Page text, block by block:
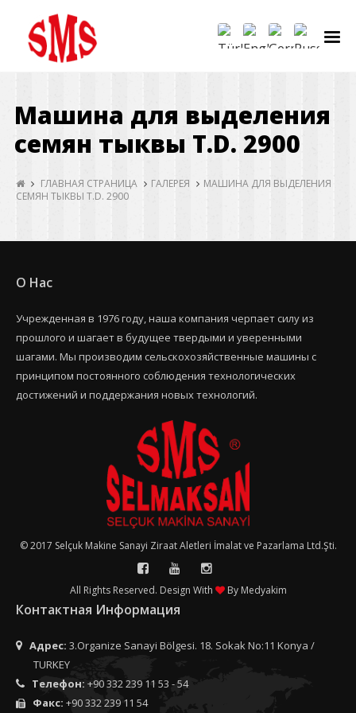
Машина для выделения
семян тыквы T.D. 2900
ГЛАВНАЯ СТРАНИЦА ГАЛЕРЕЯ
МАШИНА ДЛЯ ВЫДЕЛЕНИЯ
СЕМЯН ТЫКВЫ T.D. 2900
О Нас
Учрежденная в 1976 году, наша компания черпает силу из
прошлого и шагает в будущее твердыми и уверенными
шагами. Мы производим сельскохозяйственные машины с
принципом постоянного соблюдения технологических
достижений и поддержания новых технологий.
© 2017 Selçuk Makine Sanayi Ziraat Aletleri İmalat ve Pazarlama Ltd.Şti.
All Rights Reserved. Design With By Medyakim
Контактная Информация
Адрес: 3.Organize Sanayi Bölgesi. 18. Sokak No:11 Konya /
TURKEY
Телефон: +90 332 239 11 53 - 54
Факс: +90 332 239 11 54